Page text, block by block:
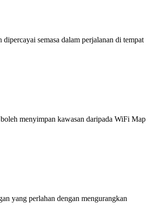
semasa dalam perjalanan di tempat
menyimpan kawasan daripada WiFi Map
yang perlahan dengan mengurangkan